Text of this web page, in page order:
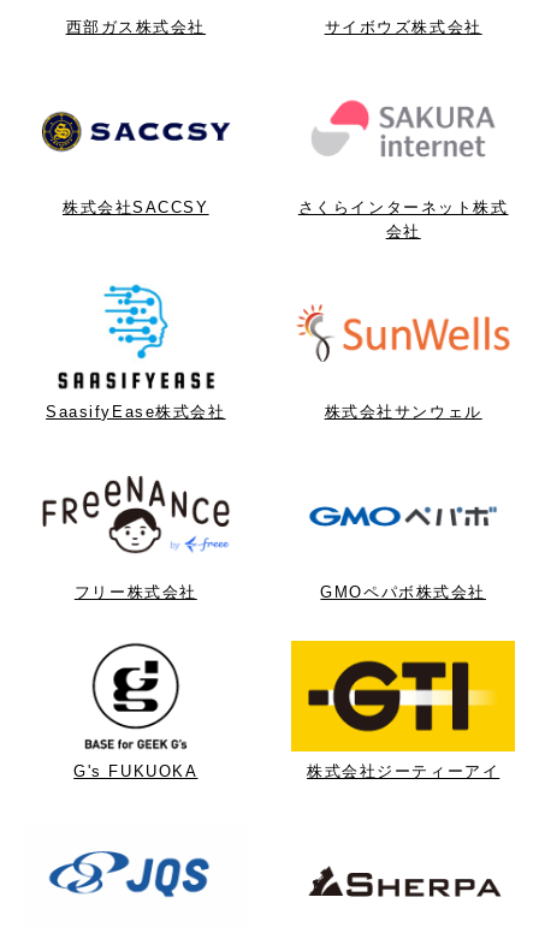
西部ガス株式会社 サイボウズ株式会社
株式会社SACCSY
さくらインターネット株式
会社
SaasifyEase株式会社 株式会社サンウェル
フリー株式会社 GMOペパボ株式会社
G's FUKUOKA 株式会社ジーティーアイ